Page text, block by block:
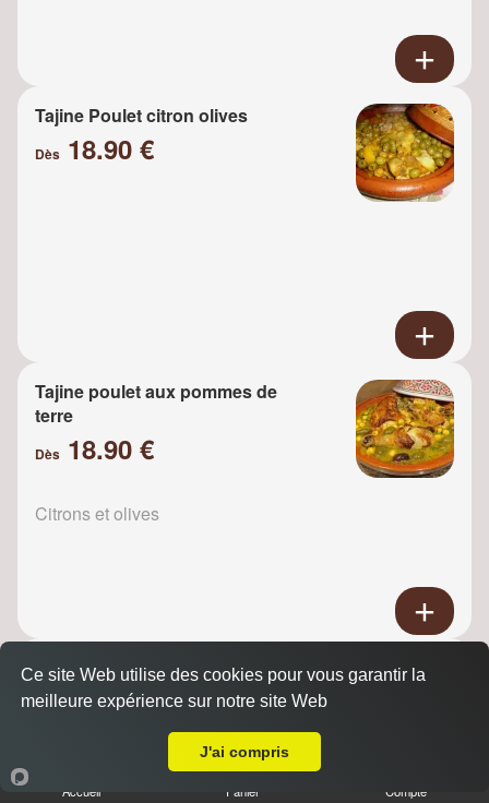
Tajine Poulet citron olives
Dès 18.90 €
Tajine poulet aux pommes de
terre
Dès 18.90 €
Citrons et olives
Tajine Poulet raisins
Dès18.90 €
Oignons
Accueil Panier Compte
Ce site Web utilise des cookies pour vous garantir la
meilleure expérience sur notre site Web
J'ai compris